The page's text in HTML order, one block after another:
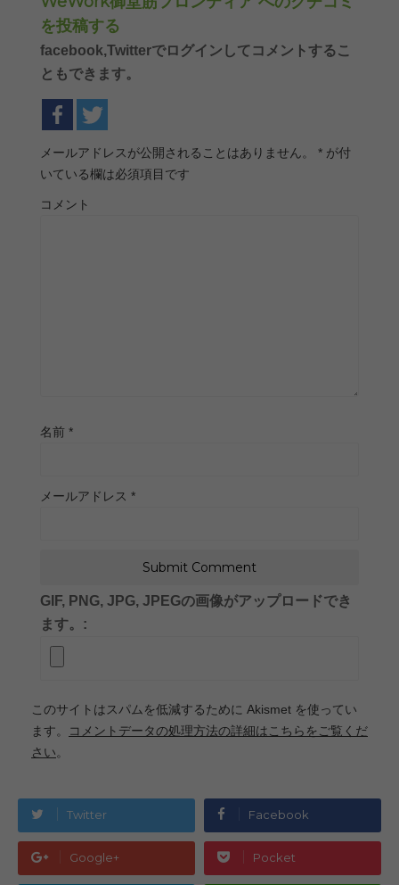
を投稿する
facebook,Twitterでログインしてコメントするこ
ともできます。
メールアドレスが公開されることはありません。 * が付
いている欄は必須項目です
コメント
名前 *
メールアドレス *
GIF, PNG, JPG, JPEGの画像がアップロードでき
ます。:
このサイトはスパムを低減するために Akismet を使ってい
ます。
コメントデータの処理方法の詳細はこちらをご覧くだ
さい。
Twitter Facebook
Google+ Pocket